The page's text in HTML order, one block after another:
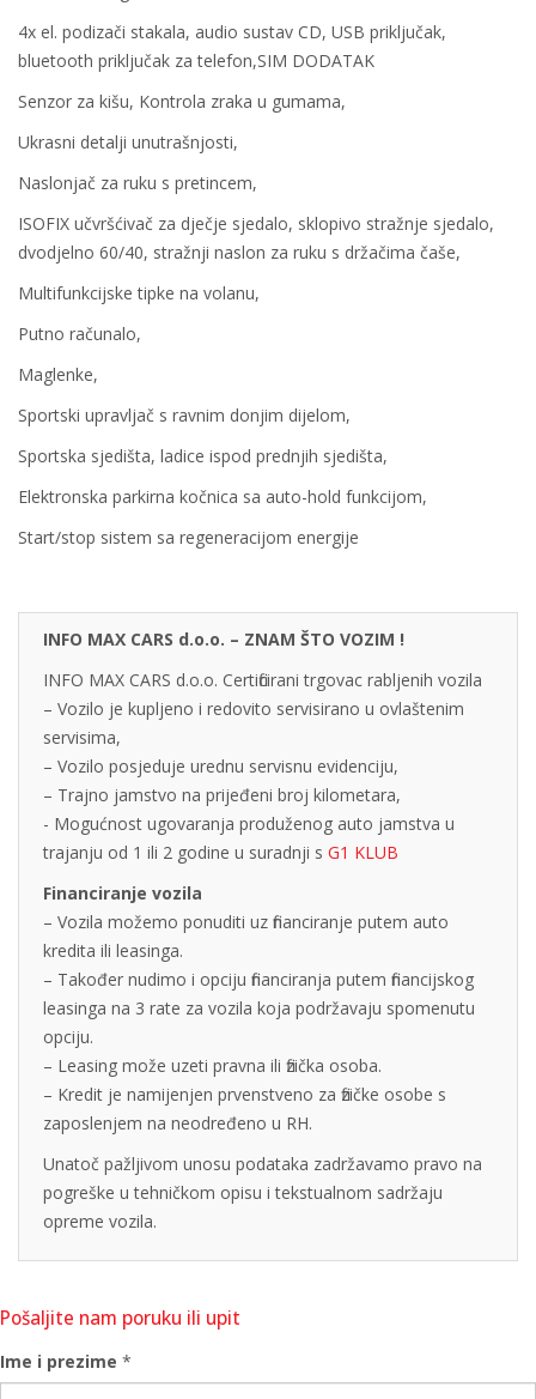
4x el. podizači stakala, audio sustav CD, USB priključak,
bluetooth priključak za telefon,SIM DODATAK
Senzor za kišu, Kontrola zraka u gumama,
Ukrasni detalji unutrašnjosti,
Naslonjač za ruku s pretincem,
ISOFIX učvršćivač za dječje sjedalo, sklopivo stražnje sjedalo,
dvodjelno 60/40, stražnji naslon za ruku s držačima čaše,
Multifunkcijske tipke na volanu,
Putno računalo,
Maglenke,
Sportski upravljač s ravnim donjim dijelom,
Sportska sjedišta, ladice ispod prednjih sjedišta,
Elektronska parkirna kočnica sa auto-hold funkcijom,
Start/stop sistem sa regeneracijom energije
INFO MAX CARS d.o.o. – ZNAM ŠTO VOZIM !
INFO MAX CARS d.o.o. Certificirani trgovac rabljenih vozila
– Vozilo je kupljeno i redovito servisirano u ovlaštenim
servisima,
– Vozilo posjeduje urednu servisnu evidenciju,
– Trajno jamstvo na prijeđeni broj kilometara,
- Mogućnost ugovaranja produženog auto jamstva u
trajanju od 1 ili 2 godine u suradnji s G1 KLUB
Financiranje vozila
– Vozila možemo ponuditi uz financiranje putem auto
kredita ili leasinga.
– Također nudimo i opciju financiranja putem financijskog
leasinga na 3 rate za vozila koja podržavaju spomenutu
opciju.
– Leasing može uzeti pravna ili fizička osoba.
– Kredit je namijenjen prvenstveno za fizičke osobe s
zaposlenjem na neodređeno u RH.
Unatoč pažljivom unosu podataka zadržavamo pravo na
pogreške u tehničkom opisu i tekstualnom sadržaju
opreme vozila.
Pošaljite nam poruku ili upit
Ime i prezime *